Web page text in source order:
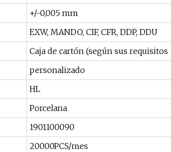
+/-0,005 mm
EXW, MANDO, CIF, CFR, DDP, DDU
Caja de cartón (según sus requisitos
personalizado
HL
Porcelana
1901100090
20000PCS/mes